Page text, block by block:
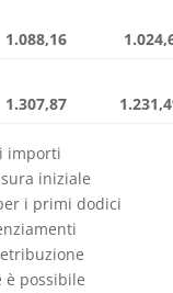
1.088,16
1.307,87
importi
iniziale
i primi dodici
possibile